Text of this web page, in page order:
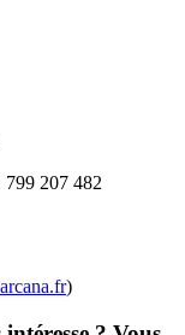
207 482
)